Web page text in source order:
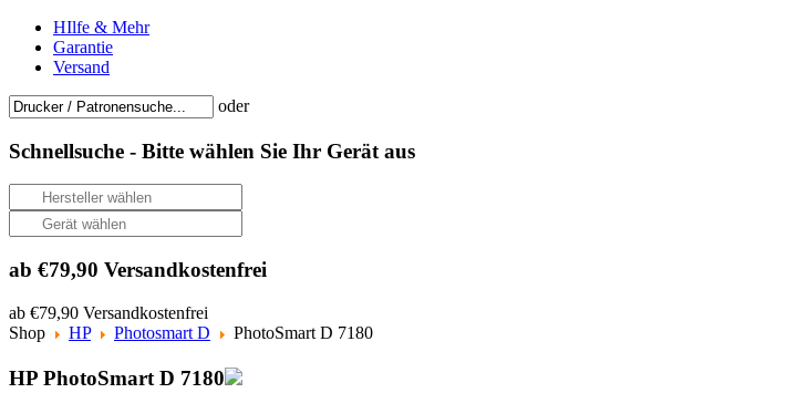
HIlfe & Mehr
Garantie
Versand
oder
Schnellsuche - Bitte wählen Sie Ihr Gerät aus
ab €79,90 Versandkostenfrei
ab €79,90 Versandkostenfrei
Shop
HP Photosmart D PhotoSmart D 7180
HP PhotoSmart D 7180